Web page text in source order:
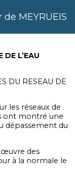
MEYRUEIS
L’EAU
DU RESEAU DE
les réseaux de
ont montré une
dépassement du
œuvre des
à la normale le